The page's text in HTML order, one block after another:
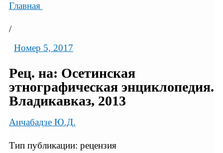
Главная
/
Номер 5, 2017
Рец. на: Осетинская
этнографическая энциклопедия.
Владикавказ, 2013
Анчабадзе Ю.Д.
Тип публикации: рецензия